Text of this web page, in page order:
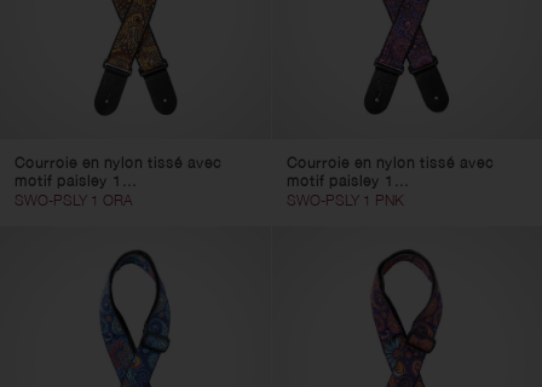
Courroie en nylon tissé avec
motif paisley 1...
SWO-PSLY 1 ORA
Courroie en nylon tissé avec
motif paisley 1...
SWO-PSLY 1 PNK